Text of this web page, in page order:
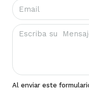
Al enviar este